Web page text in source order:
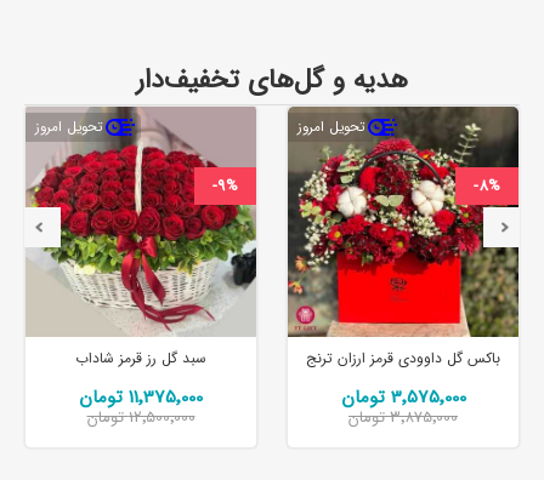
هدیه و گل‌های تخفیف‌دار
تحویل امروز
-8%
باکس گل داوودی قرمز ارزان ترنج
3٬575٬000 تومان
3٬875٬000 تومان
تحویل امروز
-9%
سبد گل رز قرمز شاداب
11٬375٬000 تومان
12٬500٬000 تومان